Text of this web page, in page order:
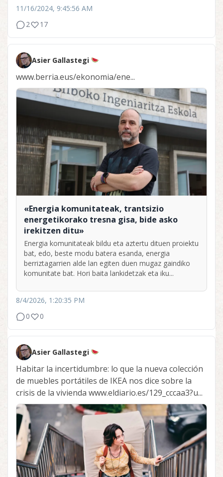
11/16/2024, 9:45:56 AM
2
17
Asier Gallastegi
www.berria.eus/ekonomia/ene...
«Energia komunitateak, trantsizio
energetikorako tresna gisa, bide asko
irekitzen ditu»
Energia komunitateak bildu eta aztertu dituen proiektu
bat, edo, beste modu batera esanda, energia
berriztagarrien alde lan egiten duen mugaz gaindiko
komunitate bat. Hori baita lankidetzak eta iku...
8/4/2026, 1:20:35 PM
0
0
Asier Gallastegi
Habitar la incertidumbre: lo que la nueva colección
de muebles portátiles de IKEA nos dice sobre la
crisis de la vivienda www.eldiario.es/129_cccaa3?u...